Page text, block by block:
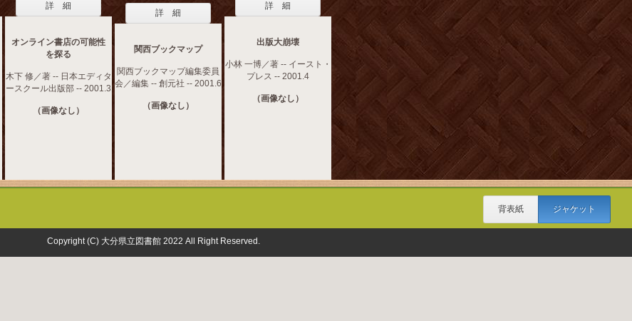
詳 細
オンライン書店の可能性
を探る
木下 修／著 -- 日本エディタ
ースクール出版部 -- 2001.3
（画像なし）
詳 細
関西ブックマップ
関西ブックマップ編集委員
会／編集 -- 創元社 -- 2001.6
（画像なし）
詳 細
出版大崩壊
小林 一博／著 -- イースト・
プレス -- 2001.4
（画像なし）
背表紙 ジャケット
Copyright (C) 大分県立図書館 2022 All Right Reserved.